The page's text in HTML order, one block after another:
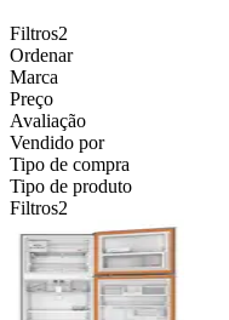
Filtros2
Ordenar
Marca
Preço
Avaliação
Vendido por
Tipo de compra
Tipo de produto
Filtros2